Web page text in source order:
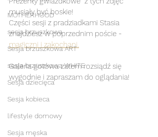
MOTHERHOOD
sesja brzuszkowa
Sesja brzuszkowa ART
sesja brzuszkowa WHITE
Sesja dziecięca
Sesja kobieca
lifestyle domowy
Sesja męska
musiały być boskie!
Części sesji z pradziadkami Stasia
znajdziesz w poprzednim poście -
magiczni i zakochani.
Galeria gotowa zatem rozsiądź się
wygodnie i zapraszam do oglądania!